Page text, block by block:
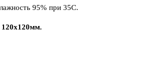
95% при 35С.